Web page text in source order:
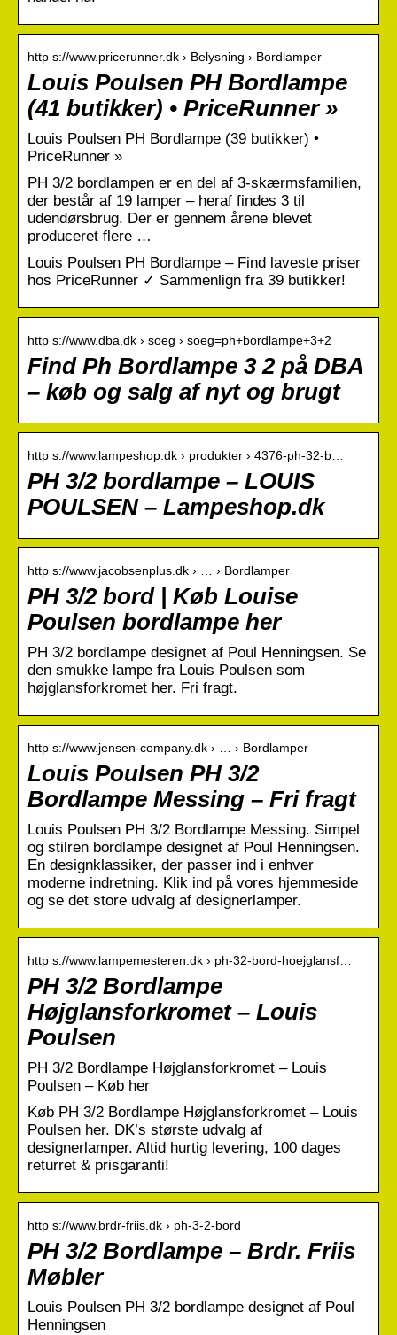
http s://www.pricerunner.dk › Belysning › Bordlamper
Louis Poulsen PH Bordlampe
(41 butikker) • PriceRunner »
Louis Poulsen PH Bordlampe (39 butikker) •
PriceRunner »
PH 3/2 bordlampen er en del af 3-skærmsfamilien,
der består af 19 lamper – heraf findes 3 til
udendørsbrug. Der er gennem årene blevet
produceret flere …
Louis Poulsen PH Bordlampe – Find laveste priser
hos PriceRunner ✓ Sammenlign fra 39 butikker!
http s://www.dba.dk › soeg › soeg=ph+bordlampe+3+2
Find Ph Bordlampe 3 2 på DBA
– køb og salg af nyt og brugt
http s://www.lampeshop.dk › produkter › 4376-ph-32-b…
PH 3/2 bordlampe – LOUIS
POULSEN – Lampeshop.dk
http s://www.jacobsenplus.dk › … › Bordlamper
PH 3/2 bord | Køb Louise
Poulsen bordlampe her
PH 3/2 bordlampe designet af Poul Henningsen. Se
den smukke lampe fra Louis Poulsen som
højglansforkromet her. Fri fragt.
http s://www.jensen-company.dk › … › Bordlamper
Louis Poulsen PH 3/2
Bordlampe Messing – Fri fragt
Louis Poulsen PH 3/2 Bordlampe Messing. Simpel
og stilren bordlampe designet af Poul Henningsen.
En designklassiker, der passer ind i enhver
moderne indretning. Klik ind på vores hjemmeside
og se det store udvalg af designerlamper.
http s://www.lampemesteren.dk › ph-32-bord-hoejglansf…
PH 3/2 Bordlampe
Højglansforkromet – Louis
Poulsen
PH 3/2 Bordlampe Højglansforkromet – Louis
Poulsen – Køb her
Køb PH 3/2 Bordlampe Højglansforkromet – Louis
Poulsen her. DK’s største udvalg af
designerlamper. Altid hurtig levering, 100 dages
returret & prisgaranti!
http s://www.brdr-friis.dk › ph-3-2-bord
PH 3/2 Bordlampe – Brdr. Friis
Møbler
Louis Poulsen PH 3/2 bordlampe designet af Poul
Henningsen